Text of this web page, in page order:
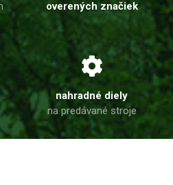
overených značiek
nahradné diely
na predávané stroje